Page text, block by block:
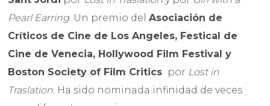
Pearl Earring. Un premio delAsociación de
Críticos de Cine de Los Angeles, Festical de
Cine de Venecia, Hollywood Film Festival y
Boston Society of Film Critics por Lost in
Traslation. Ha sido nominada infinidad de veces